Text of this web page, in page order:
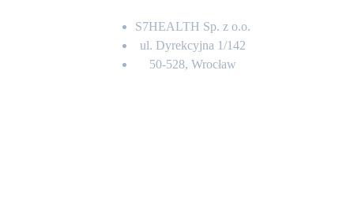
S7HEALTH Sp. z o.o.
ul. Dyrekcyjna 1/142
50-528, Wrocław